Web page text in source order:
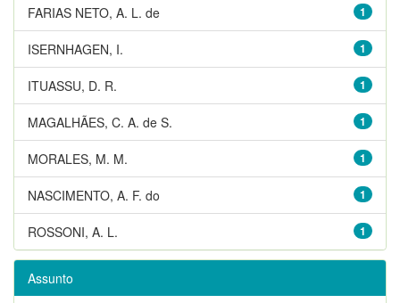
1
FARIAS NETO, A. L. de
1
ISERNHAGEN, I.
1
ITUASSU, D. R.
1
MAGALHÃES, C. A. de S.
1
MORALES, M. M.
1
NASCIMENTO, A. F. do
1
ROSSONI, A. L.
Assunto